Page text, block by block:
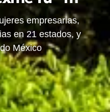
empresarias,
en 21 estados, y
México